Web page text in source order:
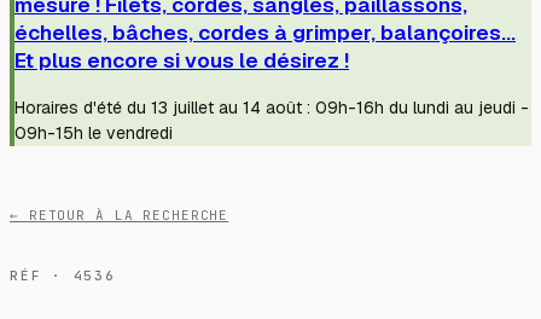
échelles, bâches, cordes à grimper, balançoires...
Et plus encore si vous le désirez !
Horaires d'été du 13 juillet au 14 août : 09h-16h du lundi au jeudi -
09h-15h le vendredi
← RETOUR À LA RECHERCHE
RÉF · 4536